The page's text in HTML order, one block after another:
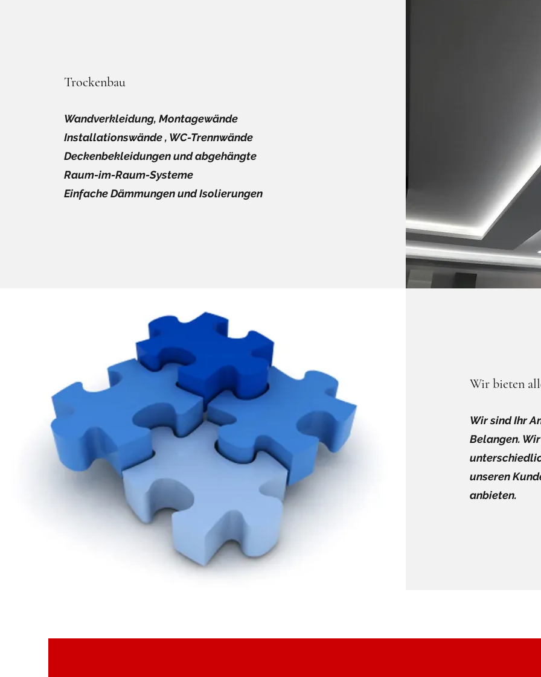
Trockenbau
Wandverkleidung, Montagewände
Installationswände , WC-Trennwände
Deckenbekleidungen undabgehängte
Raum-im-Raum-Systeme
EinfacheDämmungenund Isolierungen
Wir bieten
Wir sind Ihr
Belangen.
unseren
anbieten.